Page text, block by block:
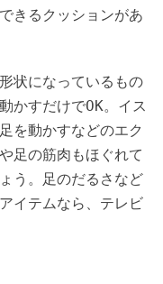
きるクッションがあ
状になっているもの
かすだけでOK。イス
を動かすなどのエク
足の筋肉もほぐれて
う。足のだるさなど
イテムなら、テレビ